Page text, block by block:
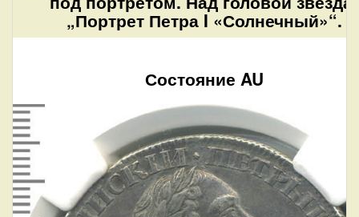
„Портрет Петра I «Солнечный»“.
Состояние AU